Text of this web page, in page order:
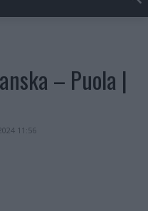
– Puola |
11:56